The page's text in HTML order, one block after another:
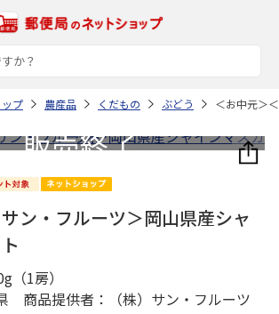
プ 農産品 くだもの ぶどう ＜お中元＞
ン・フルーツ＞岡山県産シャ
（1房）
商品提供者：（株）サン・フルーツ